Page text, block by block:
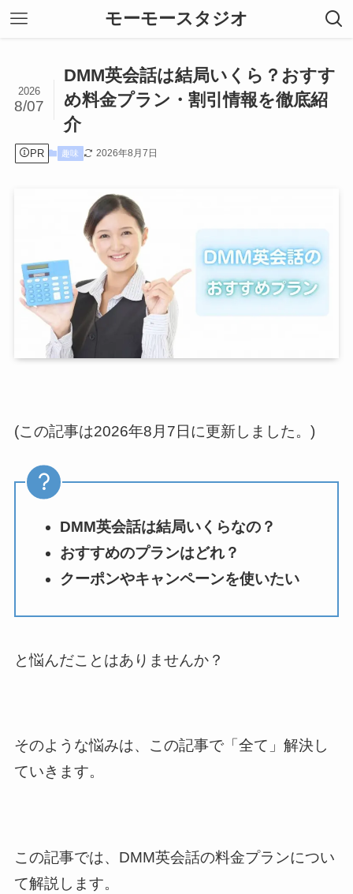
モーモースタジオ
DMM英会話は結局いくら？おすす
め料金プラン・割引情報を徹底紹
介
2026
8/07
PR 趣味 2026年8月7日
(この記事は2026年8月7日に更新しました。)
DMM英会話は結局いくらなの？
おすすめのプランはどれ？
クーポンやキャンペーンを使いたい
と悩んだことはありませんか？
そのような悩みは、この記事で「全て」解決し
ていきます。
この記事では、DMM英会話の料金プランについ
て解説します。